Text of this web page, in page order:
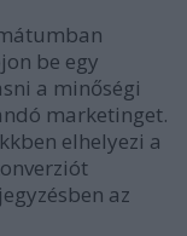
be egy
a minőségi
marketinget.
elhelyezi a
az